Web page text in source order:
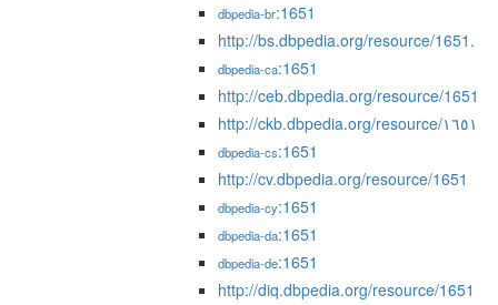
dbpedia-br:1651
http://bs.dbpedia.org/resource/1651.
dbpedia-ca:1651
http://ceb.dbpedia.org/resource/1651
http://ckb.dbpedia.org/resource/١٦٥١
dbpedia-cs:1651
http://cv.dbpedia.org/resource/1651
dbpedia-cy:1651
dbpedia-da:1651
dbpedia-de:1651
http://diq.dbpedia.org/resource/1651